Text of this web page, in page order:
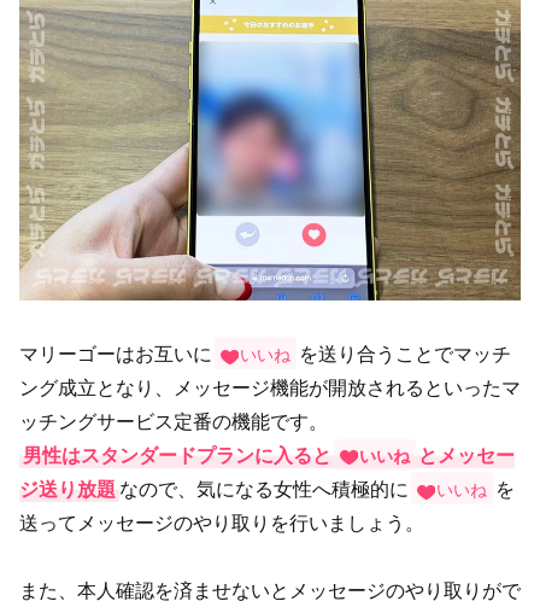
マリーゴーはお互いに いいね を送り合うことでマッチ
ング成立となり、メッセージ機能が開放されるといったマ
ッチングサービス定番の機能です。
男性はスタンダードプランに入ると
いいね とメッセー
ジ送り放題なので、気になる女性へ積極的に いいね を
送ってメッセージのやり取りを行いましょう。
また、本人確認を済ませないとメッセージのやり取りがで